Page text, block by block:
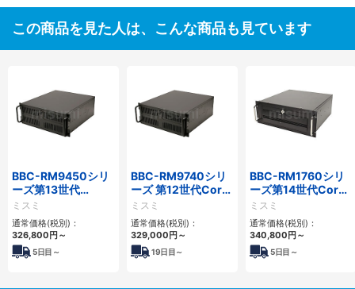
この商品を見た人は、こんな商品も見ています
BBC-RM9450シリ
ーズ第13世代
Core・12世代
Celeron対応ラック
マウント4PCIe
ミスミ
通常価格(税別)：
326,800円～
5日目～
BBC-RM9740シリ
ーズ 第12世代Core
対応ラックマウント
FAPC4PCI・3PCIe
ミスミ
通常価格(税別)：
329,000円～
19日目～
BBC-RM1760シリ
ーズ第14世代Core
対応ラックマウント
3PCIe
ミスミ
通常価格(税別)：
340,800円～
5日目～